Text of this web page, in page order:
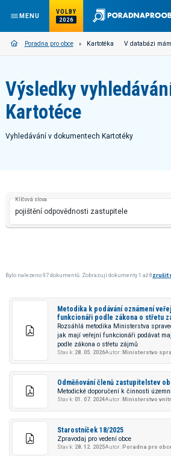
MENU
VOLBY
2026
Poradna pro obce Kartotéka V databázi
Výsledky
Kartotéce
Vyhledávání v dokumentech Kartotéky
Klíčová slova
Bylo nalezeno 97 dokumentů. Zobrazuji dokumenty 1 až 8 zrušit
Metodika k podávání oznámení
funkcionáři podle zákona o střetu
Rozsáhlá metodika Ministerstva
jak mají veřejní funkcionáři podávat
podle zákona o střetu zájmů
Stav k: 28. 05. 2026Autor: Ministerstvo
Odměňování členů zastupitelstev
Metodické doporučení k činnosti
Stav k: 01. 07. 2024Autor: Ministerstvo
Starostníček 18/2025
Zpravodaj pro vedení obce
Stav k: 28. 12. 2025Autor: Poradna pro